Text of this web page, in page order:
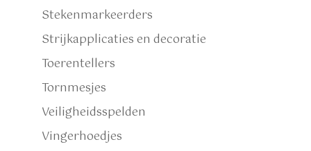
Stekenmarkeerders
Strijkapplicaties en decoratie
Toerentellers
Tornmesjes
Veiligheidsspelden
Vingerhoedjes